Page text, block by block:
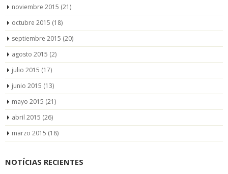
noviembre 2015 (21)
octubre 2015 (18)
septiembre 2015 (20)
agosto 2015 (2)
julio 2015 (17)
junio 2015 (13)
mayo 2015 (21)
abril 2015 (26)
marzo 2015 (18)
NOTÍCIAS RECIENTES